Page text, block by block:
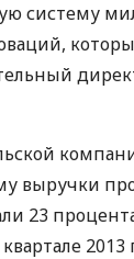
систему
выручки
23
2013